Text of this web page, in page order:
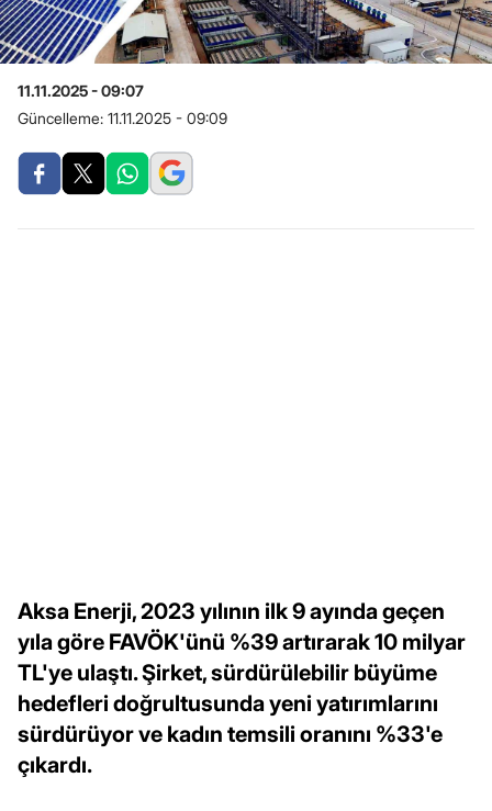
11.11.2025 - 09:07
Güncelleme: 11.11.2025 - 09:09
Aksa Enerji, 2023 yılının ilk 9 ayında geçen
yıla göre FAVÖK'ünü %39 artırarak 10 milyar
TL'ye ulaştı. Şirket, sürdürülebilir büyüme
hedefleri doğrultusunda yeni yatırımlarını
sürdürüyor ve kadın temsili oranını %33'e
çıkardı.